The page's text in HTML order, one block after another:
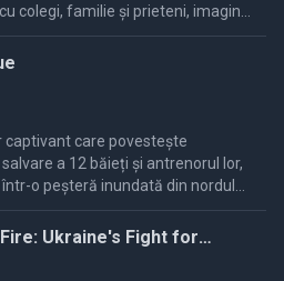
colegi, familie și prieteni, imagini
personale.
captivant care povestește
a 12 băieți și antrenorul lor,
o peșteră inundată din nordul
vara anului 2018.
Ukraine's Fight for